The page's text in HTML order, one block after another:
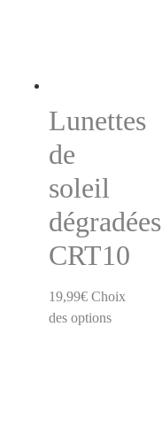
Lunettes
de
soleil
dégradées
CRT10
19,99€ Choix
des options